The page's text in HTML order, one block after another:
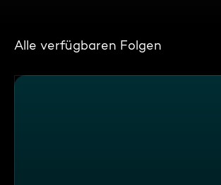
Alle verfügbaren Folgen